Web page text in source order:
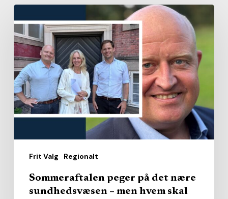
Frit Valg Regionalt
peger
på
det
nære
sundhedsvæsen
–
men
levere
det?Sommeraftalen peger på det nære
sundhedsvæsen – men hvem skal